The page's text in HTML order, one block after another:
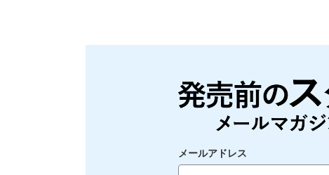
メールアドレス